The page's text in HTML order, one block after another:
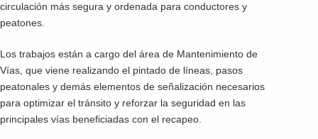
circulación más segura y ordenada para conductores y
peatones.
Los trabajos están a cargo del área de Mantenimiento de
Vías, que viene realizando el pintado de líneas, pasos
peatonales y demás elementos de señalización necesarios
para optimizar el tránsito y reforzar la seguridad en las
principales vías beneficiadas con el recapeo.